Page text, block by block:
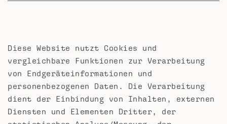
Diese Website nutzt Cookies und
vergleichbare Funktionen zur Verarbeitung
von Endgeräteinformationen und
personenbezogenen Daten. Die Verarbeitung
dient der Einbindung von Inhalten, externen
Diensten und Elementen Dritter, der